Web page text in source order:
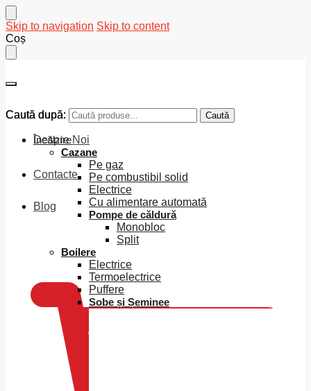
Skip to navigation Skip to content
Coș
Caută după: Caută
Despre Noi
Contacte
Blog
Caută după: Caută
Încălzire
Cazane
Pe gaz
Pe combustibil solid
Electrice
Cu alimentare automată
Pompe de căldură
Monobloc
Split
Boilere
Electrice
Termoelectrice
Puffere
Sobe și Șeminee